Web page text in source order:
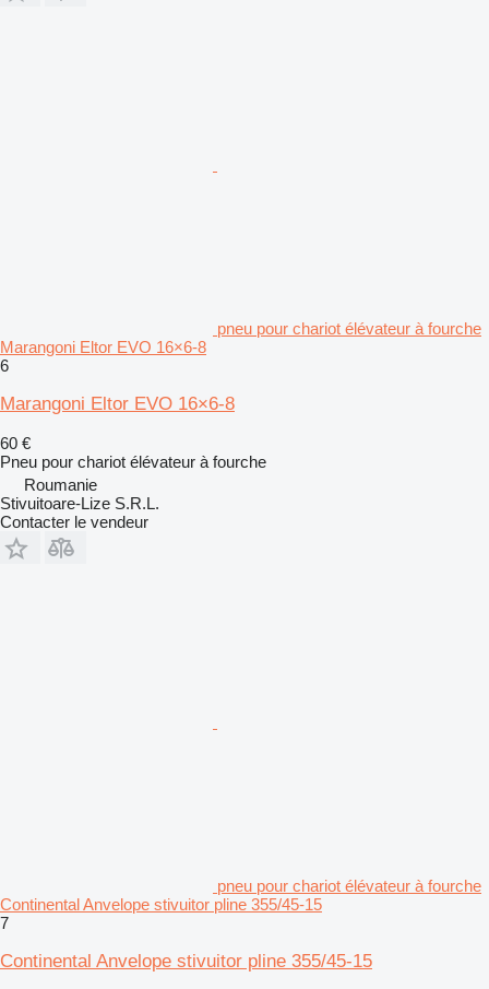
pneu pour chariot élévateur à fourche
Marangoni Eltor EVO 16×6-8
6
Marangoni Eltor EVO 16×6-8
60 €
Pneu pour chariot élévateur à fourche
Roumanie
Stivuitoare-Lize S.R.L.
Contacter le vendeur
pneu pour chariot élévateur à fourche
Continental Anvelope stivuitor pline 355/45-15
7
Continental Anvelope stivuitor pline 355/45-15